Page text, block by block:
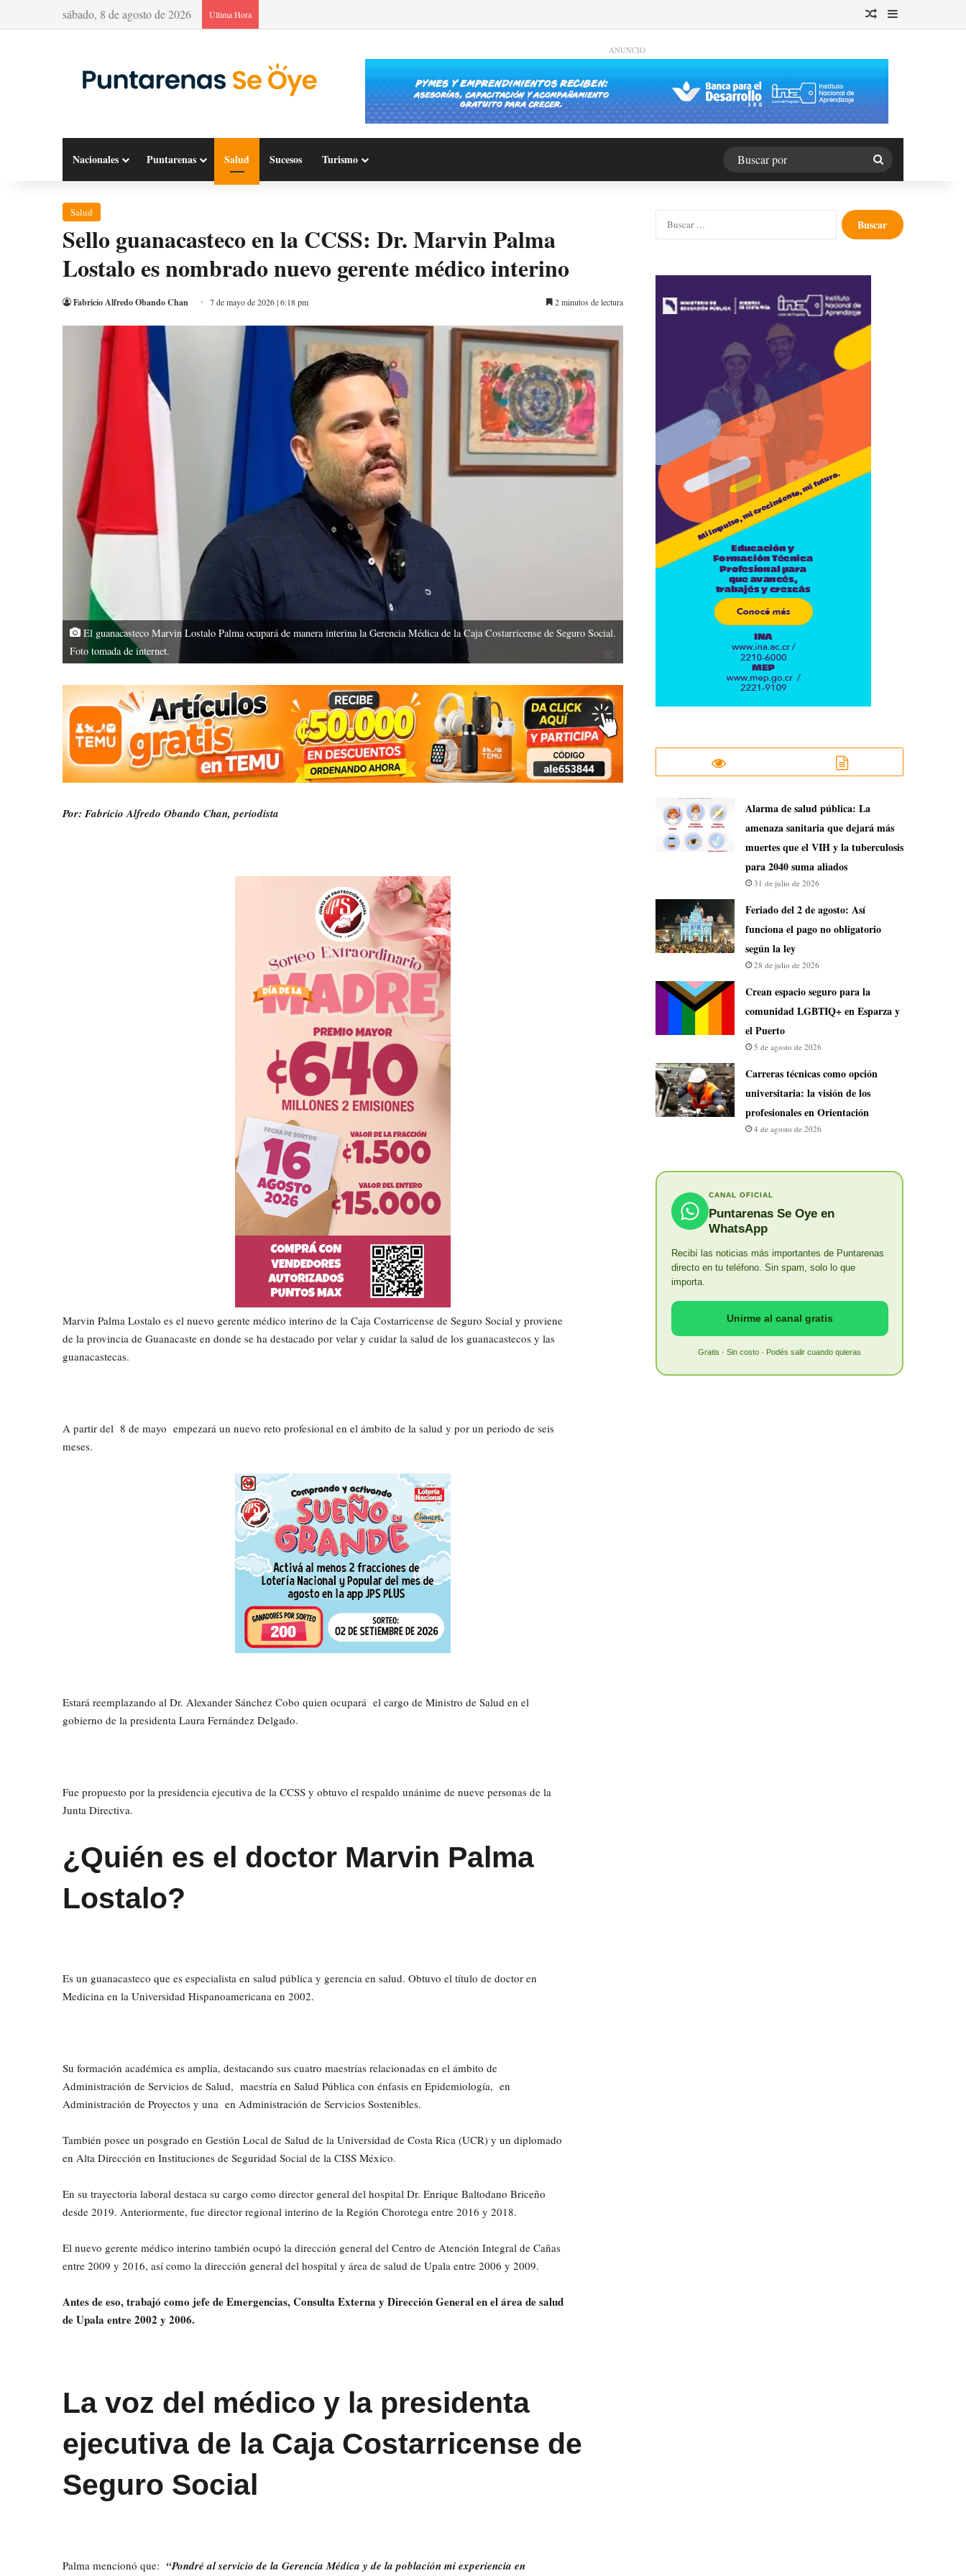
sábado, 8 de agosto de 2026 Última Hora Publicación al azar
Barra lateral
ANUNCIO
Nacionales Puntarenas Salud Sucesos Turismo
Buscar
por
Salud
Sello guanacasteco en la CCSS: Dr. Marvin Palma
Lostalo es nombrado nuevo gerente médico interino
Fabricio Alfredo Obando Chan 7 de mayo de 2026 | 6:18 pm 2 minutos de lectura
El guanacasteco Marvin Lostalo Palma ocupará de manera interina la Gerencia Médica de la Caja Costarricense de Seguro Social.
Foto tomada de internet.
Por: Fabricio Alfredo Obando Chan, periodista
Marvin Palma Lostalo es el nuevo gerente médico interino de la Caja Costarricense de Seguro Social y proviene
de la provincia de Guanacaste en donde se ha destacado por velar y cuidar la salud de los guanacastecos y las
guanacastecas.
A partir del 8 de mayo empezará un nuevo reto profesional en el ámbito de la salud y por un periodo de seis
meses.
Estará reemplazando al Dr. Alexander Sánchez Cobo quien ocupará el cargo de Ministro de Salud en el
gobierno de la presidenta Laura Fernández Delgado.
Fue propuesto por la presidencia ejecutiva de la CCSS y obtuvo el respaldo unánime de nueve personas de la
Junta Directiva.
¿Quién es el doctor Marvin Palma
Lostalo?
Es un guanacasteco que es especialista en salud pública y gerencia en salud. Obtuvo el título de doctor en
Medicina en la Universidad Hispanoamericana en 2002.
Su formación académica es amplia, destacando sus cuatro maestrías relacionadas en el ámbito de
Administración de Servicios de Salud, maestría en Salud Pública con énfasis en Epidemiología, en
Administración de Proyectos y una en Administración de Servicios Sostenibles.
También posee un posgrado en Gestión Local de Salud de la Universidad de Costa Rica (UCR) y un diplomado
en Alta Dirección en Instituciones de Seguridad Social de la CISS México.
En su trayectoria laboral destaca su cargo como director general del hospital Dr. Enrique Baltodano Briceño
desde 2019. Anteriormente, fue director regional interino de la Región Chorotega entre 2016 y 2018.
El nuevo gerente médico interino también ocupó la dirección general del Centro de Atención Integral de Cañas
entre 2009 y 2016, así como la dirección general del hospital y área de salud de Upala entre 2006 y 2009.
Antes de eso, trabajó como jefe de Emergencias, Consulta Externa y Dirección General en el área de salud
de Upala entre 2002 y 2006.
La voz del médico y la presidenta
ejecutiva de la Caja Costarricense de
Seguro Social
Palma mencionó que: “Pondré al servicio de la Gerencia Médica y de la población mi experiencia en
Buscar:
​Alarma de salud pública: La
amenaza sanitaria que dejará más
muertes que el VIH y la tuberculosis
para 2040 suma aliados
31 de julio de 2026
Feriado del 2 de agosto: Así
funciona el pago no obligatorio
según la ley
28 de julio de 2026
Crean espacio seguro para la
comunidad LGBTIQ+ en Esparza y
el Puerto
5 de agosto de 2026
Carreras técnicas como opción
universitaria: la visión de los
profesionales en Orientación
4 de agosto de 2026
CANAL OFICIAL
Puntarenas Se Oye en
WhatsApp
Recibí las noticias más importantes de Puntarenas
directo en tu teléfono. Sin spam, solo lo que
importa.
Unirme al canal gratis
Gratis · Sin costo · Podés salir cuando quieras